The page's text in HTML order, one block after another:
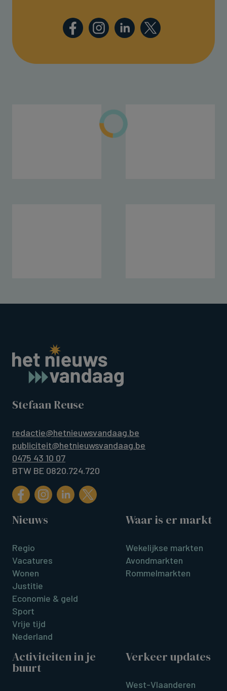
Stefaan Reuse
redactie@hetnieuwsvandaag.be
publiciteit@hetnieuwsvandaag.be
0475 43 10 07
BTW BE 0820.724.720
Nieuws
Regio
Vacatures
Wonen
Justitie
Economie & geld
Sport
Vrije tijd
Nederland
Waar is er markt
Wekelijkse markten
Avondmarkten
Rommelmarkten
Activiteiten in je
buurt
Verkeer updates
West-Vlaanderen